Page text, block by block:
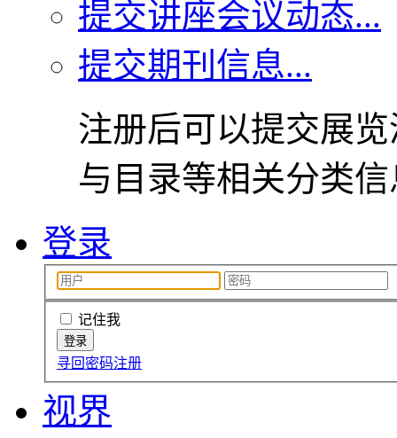
提交讲座会议动态...
提交期刊信息...
注册后可以提交展
与目录等相关分类
登录
记住我
寻回密码注册
视界